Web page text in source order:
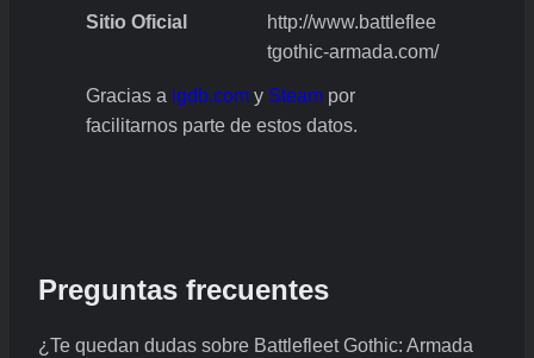
Sitio Oficial
http://www.battleflee
tgothic-armada.com/
Gracias a igdb.com y Steam por
facilitarnos parte de estos datos.
Preguntas frecuentes
¿Te quedan dudas sobre Battlefleet Gothic: Armada